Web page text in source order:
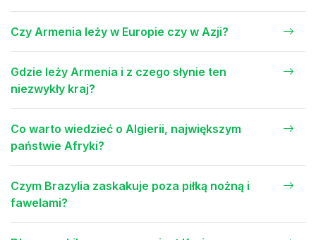
Czy Armenia leży w Europie czy w Azji?
Gdzie leży Armenia i z czego słynie ten
niezwykły kraj?
Co warto wiedzieć o Algierii, największym
państwie Afryki?
Czym Brazylia zaskakuje poza piłką nożną i
fawelami?